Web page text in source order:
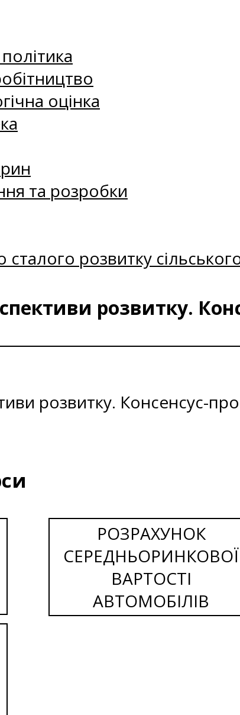
оцінка
та розробки
розвитку
розвитку.
розвитку. Консенсус-
РОЗРАХУНОК
СЕРЕДНЬОРИНКОВОЇ
ВАРТОСТІ
АВТОМОБІЛІВ